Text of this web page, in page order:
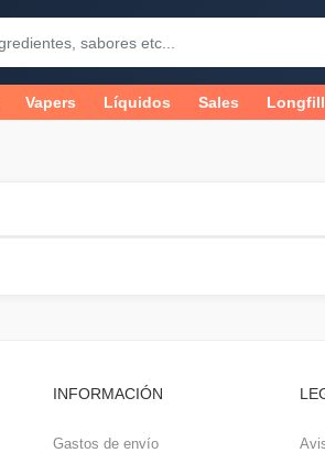
Vapers Líquidos Sales Longfill
INFORMACIÓN
Gastos de envío